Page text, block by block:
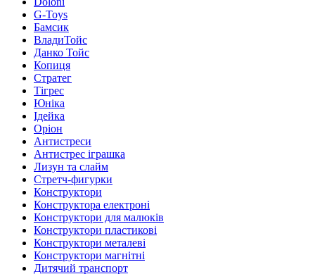
G-Toys
Бамсик
ВладиТойс
Данко Тойс
Копиця
Стратег
Тігрес
Юніка
Ідейка
Оріон
Антистреси
Антистрес іграшка
Лизун та слайм
Стретч-фигурки
Конструктори
Конструктора електроні
Конструктори для малюків
Конструктори пластикові
Конструктори металеві
Конструктори магнітні
Дитячий транспорт